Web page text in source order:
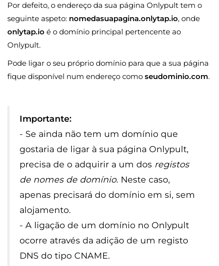
Por defeito, o endereço da sua página Onlypult tem o
seguinte aspeto: nomedasuapagina.onlytap.io, onde
onlytap.io é o domínio principal pertencente ao
Onlypult.
Pode ligar o seu próprio domínio para que a sua página
fique disponível num endereço como seudominio.com.
Importante:
- Se ainda não tem um domínio que
gostaria de ligar à sua página Onlypult,
precisa de o adquirir a um dos registos
de nomes de domínio. Neste caso,
apenas precisará do domínio em si, sem
alojamento.
- A ligação de um domínio no Onlypult
ocorre através da adição de um registo
DNS do tipo CNAME.